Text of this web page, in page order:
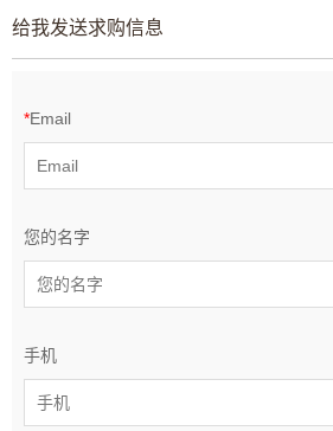
给我发送求购信息
*Email
您的名字
手机